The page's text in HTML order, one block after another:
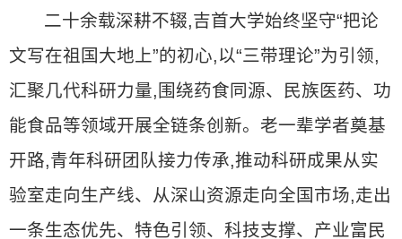
二十余载深耕不辍,吉首大学始终坚守“把论
文写在祖国大地上”的初心,以“三带理论”为引领,
汇聚几代科研力量,围绕药食同源、民族医药、功
能食品等领域开展全链条创新。老一辈学者奠基
开路,青年科研团队接力传承,推动科研成果从实
验室走向生产线、从深山资源走向全国市场,走出
一条生态优先、特色引领、科技支撑、产业富民